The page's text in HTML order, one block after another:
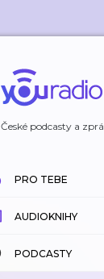
České podcasty a
PRO TEBE
AUDIOKNIHY
KATALOG
PODCASTY